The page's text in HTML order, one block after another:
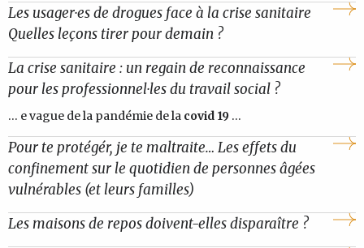
Les usager·es de drogues face à la crise sanitaire
Quelles leçons tirer pour demain ?
La crise sanitaire : un regain de reconnaissance
pour les professionnel·les du travail social ?
... e vague de la pandémie de la covid 19 ...
Pour te protégér, je te maltraite… Les effets du
confinement sur le quotidien de personnes âgées
vulnérables (et leurs familles)
Les maisons de repos doivent-elles disparaître ?